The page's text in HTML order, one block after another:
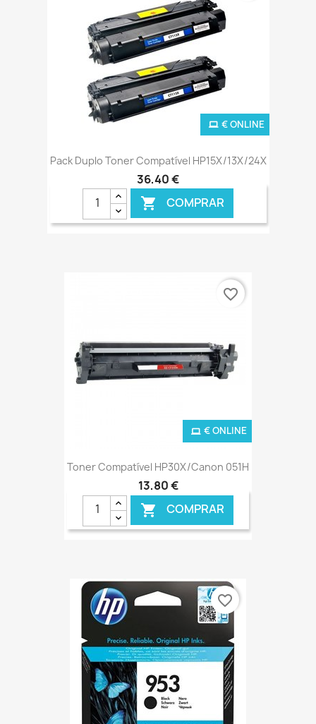
Pack Duplo Toner Compatível HP15X/13X/24X
36,40 €
 COMPRAR
€ ONLINE
Toner Compatível HP30X/Canon 051H
13,80 €
 COMPRAR
€ ONLINE
favorite_border
favorite_border